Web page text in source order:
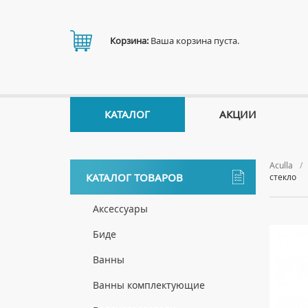
Aculla
стекло
КАТАЛОГ ТОВАРОВ
Аксессуары
ДЕРЖАТЕЛИ
Биде
НАПОЛЬНЫЕ БИДЕ
Ванны
АКРИЛОВЫЕ ВАННЫ
Ванны комплектующие
Корзина: Ваша корзина пуста.
КАТАЛОГ АКЦИИ